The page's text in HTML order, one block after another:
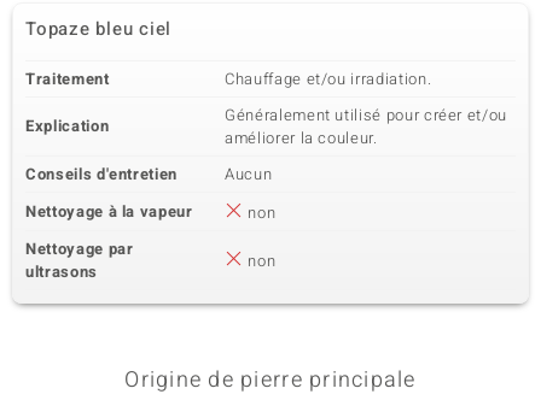
Serti griffe
Dénomination exacte
Topaze bleu ciel
Quantité et taille
1,917 ct
Sertissage
Serti griffe
Dénomination exacte
Topaze bleu ciel
Quantité et taille
18 à versch. mm
Topaze bleu ciel
Traitement Chauffage et/ou irradiation.
Explication
Généralement utilisé pour créer et/ou
améliorer la couleur.
Conseils d'entretien
Aucun
Nettoyage à la vapeur
non
Nettoyage par
ultrasons
non
Origine de pierre principale